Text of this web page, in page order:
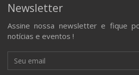
Newsletter
Assine nossa newsletter e fique
notícias e eventos !